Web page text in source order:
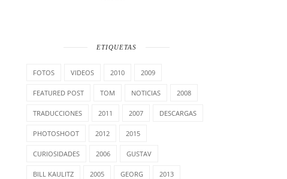
ETIQUETAS
FOTOS VIDEOS 2010 2009
FEATURED POST TOM NOTICIAS 2008
TRADUCCIONES 2011 2007 DESCARGAS
PHOTOSHOOT 2012 2015
CURIOSIDADES 2006 GUSTAV
BILL KAULITZ 2005 GEORG 2013